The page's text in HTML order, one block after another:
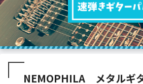
NEMOPHILA メタルギ